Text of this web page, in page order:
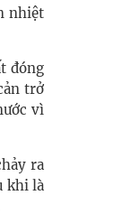
nhiệt
đóng
trở
vì
ra
khi là